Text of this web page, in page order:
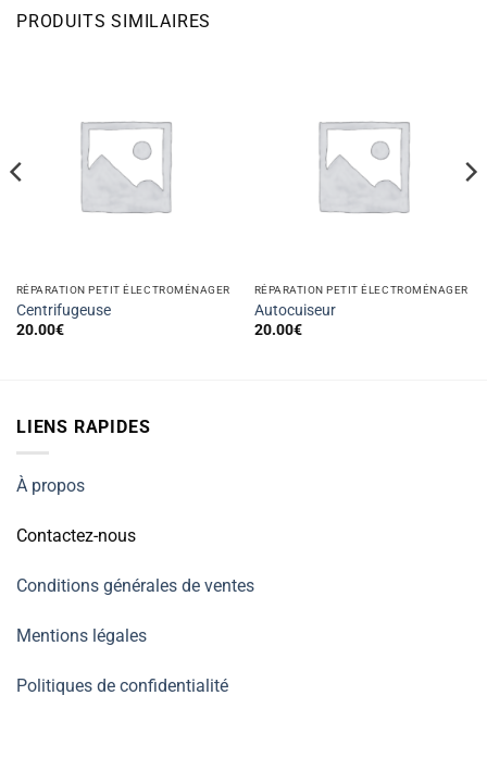
PRODUITS SIMILAIRES
RÉPARATION PETIT ÉLECTROMÉNAGER
Centrifugeuse
20.00€
RÉPARATION PETIT ÉLECTROMÉNAGER
Autocuiseur
20.00€
LIENS RAPIDES
À propos
Contactez-nous
Conditions générales de ventes
Mentions légales
Politiques de confidentialité